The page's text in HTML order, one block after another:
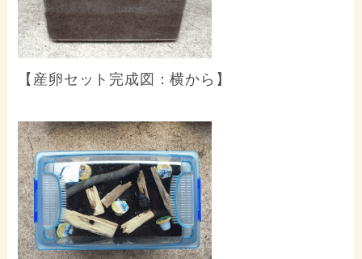
【産卵セット完成図：横から】